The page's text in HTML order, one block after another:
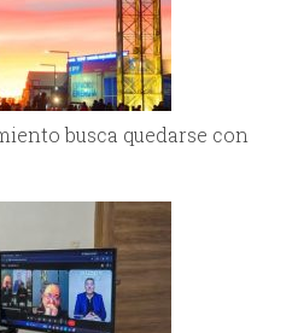
busca quedarse con